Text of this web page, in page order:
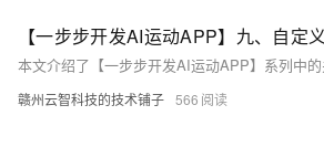
赣州云智科技的技术铺子 566